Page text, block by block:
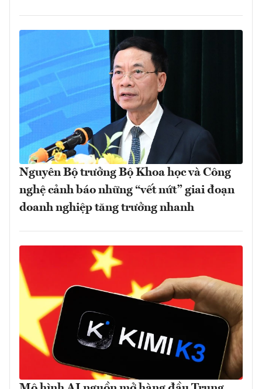
Nguyên Bộ trưởng Bộ Khoa học và Công
nghệ cảnh báo những “vết nứt” giai đoạn
doanh nghiệp tăng trưởng nhanh